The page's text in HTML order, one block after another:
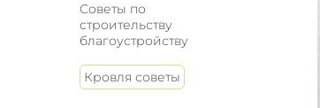
Советы по
строительству
благоустройству
Кровля советы